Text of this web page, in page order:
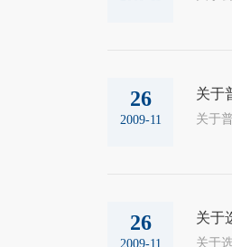
26
2009-11
关于
26
2009-11
关于